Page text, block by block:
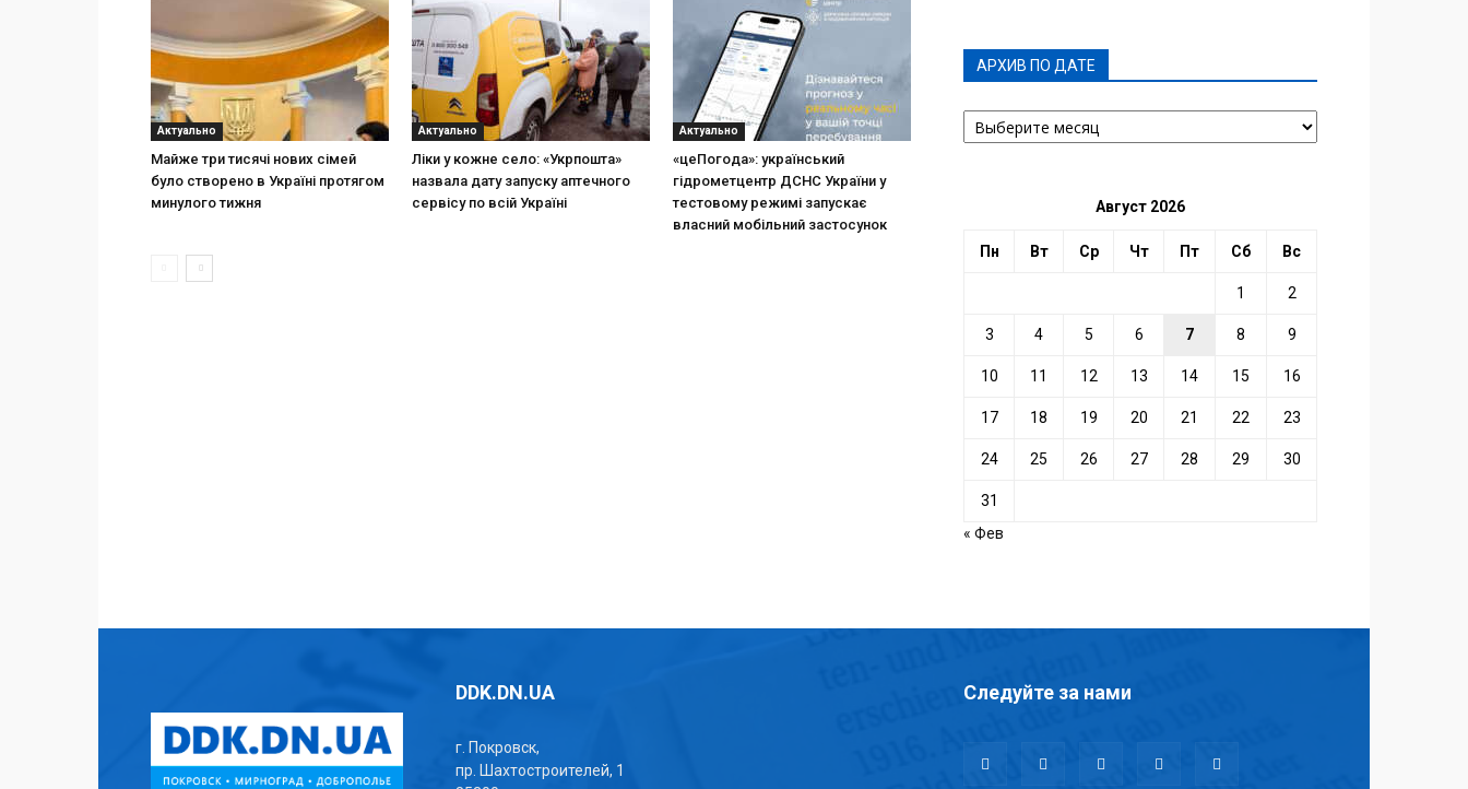
Актуально
Майже три тисячі нових сімей
було створено в Україні протягом
минулого тижня
Актуально
Ліки у кожне село: «Укрпошта»
назвала дату запуску аптечного
сервісу по всій Україні
Актуально
«цеПогода»: український
гідрометцентр ДСНС України у
тестовому режимі запускає
власний мобільний застосунок
АРХИВ ПО ДАТЕ
АРХИВ
ПО
Август 2026
Пн Вт Ср Чт Пт Сб Вс
1 2
3 4 5 6 7 8 9
10 11 12 13 14 15 16
17 18 19 20 21 22 23
24 25 26 27 28 29 30
31
« Фев
DDK.DN.UA
г. Покровск,
пр. Шахтостроителей, 1
Следуйте за нами